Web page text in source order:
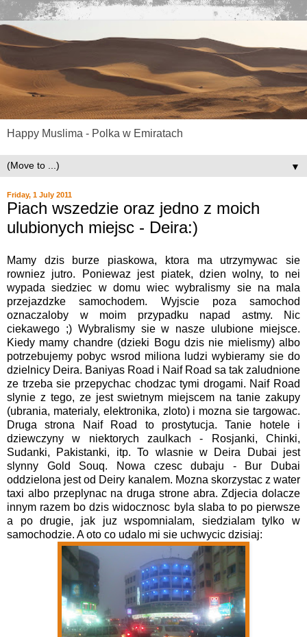
Happy Muslima - Polka w Emiratach
▼
Friday, 1 July 2011
Piach wszedzie oraz jedno z moich
ulubionych miejsc - Deira:)
Mamy dzis burze piaskowa, ktora ma utrzymywac sie
rowniez jutro. Poniewaz jest piatek, dzien wolny, to nei
wypada siedziec w domu wiec wybralismy sie na mala
przejazdzke samochodem. Wyjscie poza samochod
oznaczaloby w moim przypadku napad astmy. Nic
ciekawego ;) Wybralismy sie w nasze ulubione miejsce.
Kiedy mamy chandre (dzieki Bogu dzis nie mielismy) albo
potrzebujemy pobyc wsrod miliona ludzi wybieramy sie do
dzielnicy Deira. Baniyas Road i Naif Road sa tak zaludnione
ze trzeba sie przepychac chodzac tymi drogami. Naif Road
slynie z tego, ze jest swietnym miejscem na tanie zakupy
(ubrania, materialy, elektronika, zloto) i mozna sie targowac.
Druga strona Naif Road to prostytucja. Tanie hotele i
dziewczyny w niektorych zaulkach - Rosjanki, Chinki,
Sudanki, Pakistanki, itp. To wlasnie w Deira Dubai jest
slynny Gold Souq. Nowa czesc dubaju - Bur Dubai
oddzielona jest od Deiry kanalem. Mozna skorzystac z water
taxi albo przeplynac na druga strone abra. Zdjecia dolacze
innym razem bo dzis widocznosc byla slaba to po pierwsze
a po drugie, jak juz wspomnialam, siedzialam tylko w
samochodzie. A oto co udalo mi sie uchwycic dzisiaj: